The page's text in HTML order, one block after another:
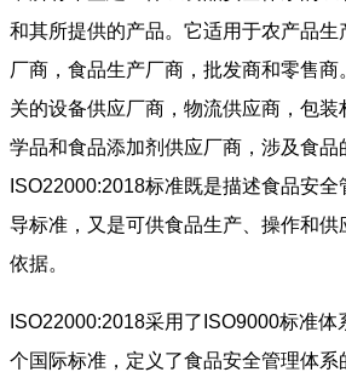
和其所提供的产品。它适用于农产品
厂商，食品生产厂商，批发商和零售
关的设备供应厂商，物流供应商，包
学品和食品添加剂供应厂商，涉及食品
ISO22000:2018标准既是描述食品安
导标准，又是可供食品生产、操作和供
依据。
ISO22000:2018采用了ISO9000标准体
个国际标准，定义了食品安全管理体系